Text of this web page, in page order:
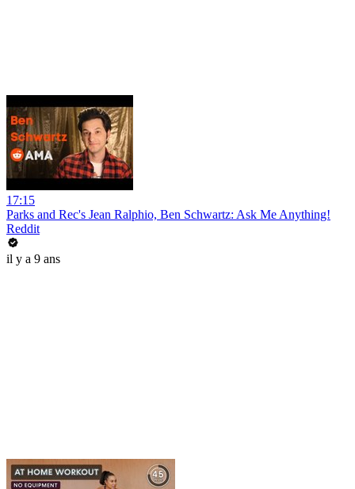
17:15
Parks and Rec's Jean Ralphio, Ben Schwartz: Ask Me Anything!
Reddit
il y a 9 ans